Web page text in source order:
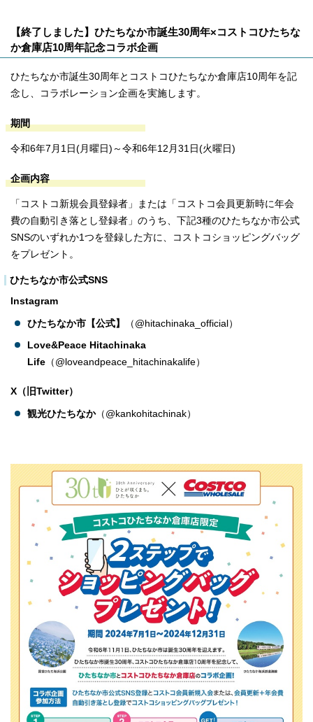
【終了しました】ひたちなか市誕生30周年×コストコひたちな
か倉庫店10周年記念コラボ企画
ひたちなか市誕生30周年とコストコひたちなか倉庫店10周年を記
念し、コラボレーション企画を実施します。
期間
令和6年7月1日(月曜日)～令和6年12月31日(火曜日)
企画内容
「コストコ新規会員登録者」または「コストコ会員更新時に年会
費の自動引き落とし登録者」のうち、下記3種のひたちなか市公式
SNSのいずれか1つを登録した方に、コストコショッピングバッグ
をプレゼント。
ひたちなか市公式SNS
Instagram
ひたちなか市【公式】 （@hitachinaka_official）
Love&Peace Hitachinaka
Life （@loveandpeace_hitachinakalife）
X（旧Twitter）
観光ひたちなか（@kankohitachinak）